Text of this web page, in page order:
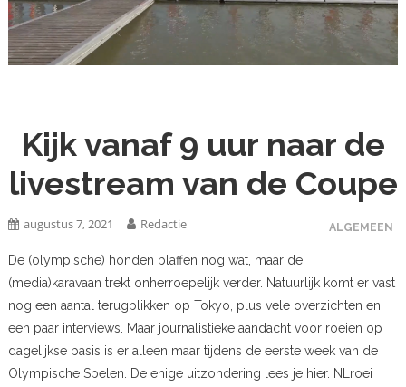
Kijk vanaf 9 uur naar de
livestream van de Coupe
ALGEMEEN
augustus 7, 2021 Redactie
De (olympische) honden blaffen nog wat, maar de
(media)karavaan trekt onherroepelijk verder. Natuurlijk komt er vast
nog een aantal terugblikken op Tokyo, plus vele overzichten en
een paar interviews. Maar journalistieke aandacht voor roeien op
dagelijkse basis is er alleen maar tijdens de eerste week van de
Olympische Spelen. De enige uitzondering lees je hier. NLroei